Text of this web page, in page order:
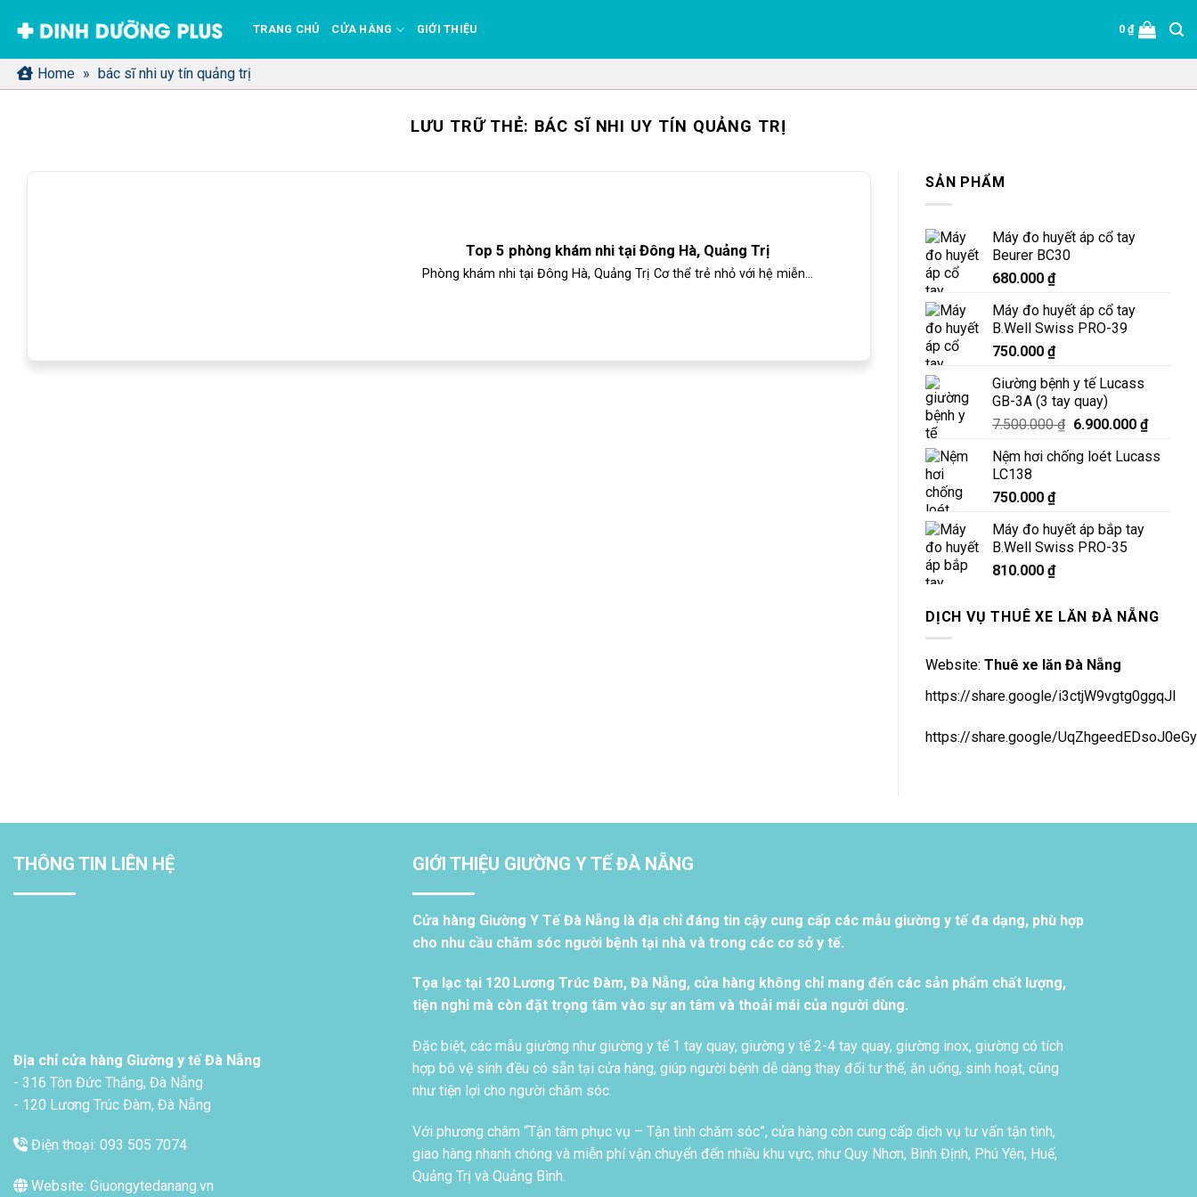
qua
nội
dung
TRANG CHỦ CỬA HÀNG GIỚI THIỆU 0₫
Home » bác sĩ nhi uy tín quảng trị
LƯU TRỮ THẺ: BÁC SĨ NHI UY TÍN QUẢNG TRỊ
Top 5 phòng khám nhi tại Đông Hà, Quảng Trị
Phòng khám nhi tại Đông Hà, Quảng Trị Cơ thể trẻ nhỏ với hệ miễn...
SẢN PHẨM
Máy đo huyết áp cổ tay
Beurer BC30
680.000 ₫
Máy đo huyết áp cổ tay
B.Well Swiss PRO-39
750.000 ₫
Giường bệnh y tế Lucass
GB-3A (3 tay quay)
7.500.000₫ Giá
là:
6.900.000 ₫Giá
tại
Nệm hơi chống loét Lucass
LC138
750.000 ₫
Máy đo huyết áp bắp tay
B.Well Swiss PRO-35
810.000 ₫
DỊCH VỤ THUÊ XE LĂN ĐÀ NẴNG
Website: Thuê xe lăn Đà Nẵng
https://share.google/i3ctjW9vgtg0ggqJl
https://share.google/UqZhgeedEDsoJ0eGy
THÔNG TIN LIÊN HỆ
Địa chỉ cửa hàng Giường y tế Đà Nẵng
- 316 Tôn Đức Thắng, Đà Nẵng
- 120 Lương Trúc Đàm, Đà Nẵng
Điện thoại: 093 505 7074
Website: Giuongytedanang.vn
GIỚI THIỆU GIƯỜNG Y TẾ ĐÀ NẴNG
Cửa hàng Giường Y Tế Đà Nẵng là địa chỉ đáng tin cậy cung cấp các mẫu giường y tế đa dạng, phù hợp
cho nhu cầu chăm sóc người bệnh tại nhà và trong các cơ sở y tế.
Tọa lạc tại 120 Lương Trúc Đàm, Đà Nẵng, cửa hàng không chỉ mang đến các sản phẩm chất lượng,
tiện nghi mà còn đặt trọng tâm vào sự an tâm và thoải mái của người dùng.
Đặc biệt, các mẫu giường như giường y tế 1 tay quay, giường y tế 2-4 tay quay, giường inox, giường có tích
hợp bô vệ sinh đều có sẵn tại cửa hàng, giúp người bệnh dễ dàng thay đổi tư thế, ăn uống, sinh hoạt, cũng
như tiện lợi cho người chăm sóc.
Với phương châm “Tận tâm phục vụ – Tận tình chăm sóc”, cửa hàng còn cung cấp dịch vụ tư vấn tận tình,
giao hàng nhanh chóng và miễn phí vận chuyển đến nhiều khu vực, như Quy Nhơn, Bình Định, Phú Yên, Huế,
Quảng Trị và Quảng Bình.